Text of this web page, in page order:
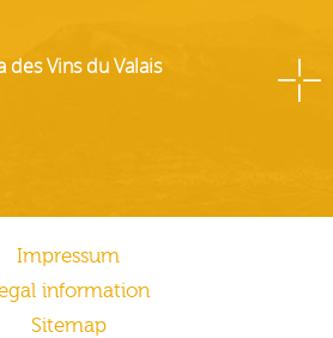
des Vins du Valais
Impressum
information
Sitemap